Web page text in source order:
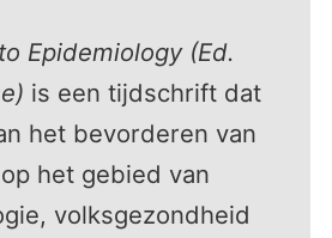
Epidemiology (Ed.
is een tijdschrift dat
het bevorderen van
het gebied van
volksgezondheid